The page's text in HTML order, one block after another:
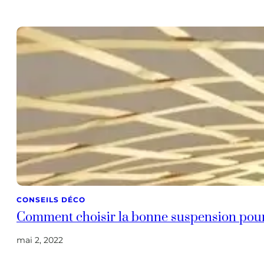
CONSEILS DÉCO
Comment choisir la bonne suspension
mai 2, 2022